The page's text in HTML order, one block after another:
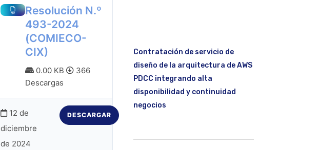
Resolución N.º
493-2024
(COMIECO-
CIX)
0.00 KB
366
Descargas
12 de
diciembre
de 2024
DESCARGAR
Contratación de servicio de
diseño de la arquitectura de AWS
PDCC integrando alta
disponibilidad y continuidad
negocios